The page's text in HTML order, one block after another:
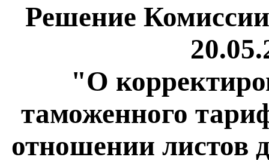
Решение
"О
таможенного
отношении листов